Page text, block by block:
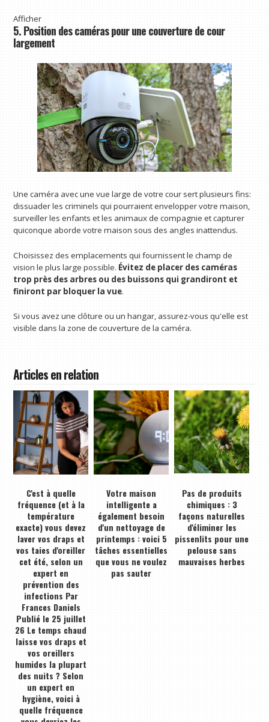
Afficher
5. Position des caméras pour une couverture de cour
largement
Une caméra avec une vue large de votre cour sert plusieurs fins:
dissuader les criminels qui pourraient envelopper votre maison,
surveiller les enfants et les animaux de compagnie et capturer
quiconque aborde votre maison sous des angles inattendus.
Choisissez des emplacements qui fournissent le champ de
vision le plus large possible. Évitez de placer des caméras
trop près des arbres ou des buissons qui grandiront et
finiront par bloquer la vue.
Si vous avez une clôture ou un hangar, assurez-vous qu'elle est
visible dans la zone de couverture de la caméra.
Articles en relation
C'est à quelle
fréquence (et à la
température
exacte) vous devez
laver vos draps et
vos taies d'oreiller
cet été, selon un
expert en
prévention des
infections Par
Frances Daniels
Publié le 25 juillet
26 Le temps chaud
laisse vos draps et
vos oreillers
humides la plupart
des nuits ? Selon
un expert en
hygiène, voici à
quelle fréquence
Votre maison
intelligente a
également besoin
d'un nettoyage de
printemps : voici 5
tâches essentielles
que vous ne voulez
pas sauter
Pas de produits
chimiques : 3
façons naturelles
d'éliminer les
pissenlits pour une
pelouse sans
mauvaises herbes